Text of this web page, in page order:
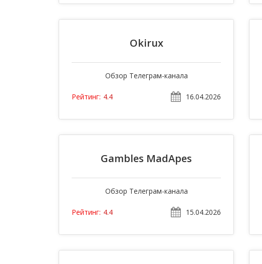
Okirux
Обзор Телеграм-канала
Рейтинг: 4.4 16.04.2026
Gambles MadApes
Обзор Телеграм-канала
Рейтинг: 4.4 15.04.2026